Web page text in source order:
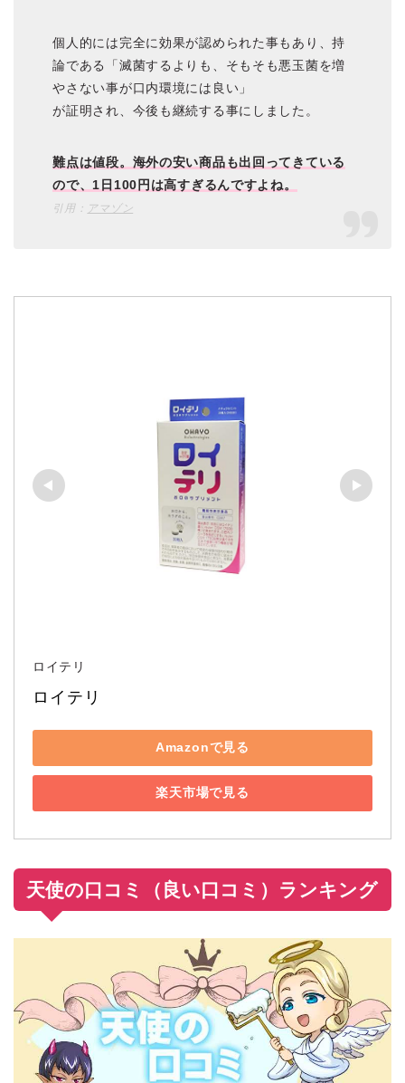
個人的には完全に効果が認められた事もあり、持
論である「滅菌するよりも、そもそも悪玉菌を増
やさない事が口内環境には良い」
が証明され、今後も継続する事にしました。
難点は値段。海外の安い商品も出回ってきている
ので、1日100円は高すぎるんですよね。
引用： アマゾン
ロイテリ
ロイテリ
Amazonで見る
楽天市場で見る
天使の口コミ（良い口コミ）ランキング